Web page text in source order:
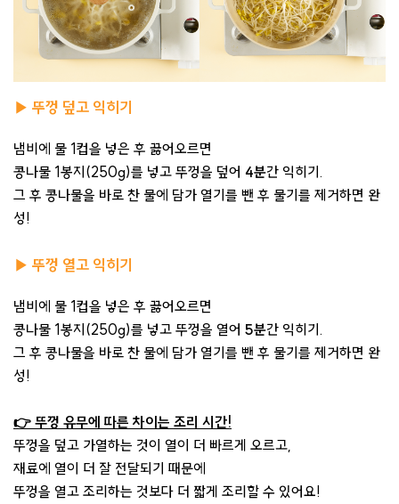
▶ 뚜껑 덮고 익히기
냄비에 물 1컵을 넣은 후 끓어오르면
콩나물 1봉지(250g)를 넣고 뚜껑을 덮어 4분간 익히기.
그 후 콩나물을 바로 찬 물에 담가 열기를 뺀 후 물기를 제거하면 완
성!
▶ 뚜껑 열고 익히기
냄비에 물 1컵을 넣은 후 끓어오르면
콩나물 1봉지(250g)를 넣고 뚜껑을 열어 5분간 익히기.
그 후 콩나물을 바로 찬 물에 담가 열기를 뺀 후 물기를 제거하면 완
성!
👉 뚜껑 유무에 따른 차이는 조리 시간!
뚜껑을 덮고 가열하는 것이 열이 더 빠르게 오르고,
재료에 열이 더 잘 전달되기 때문에
뚜껑을 열고 조리하는 것보다 더 짧게 조리할 수 있어요!